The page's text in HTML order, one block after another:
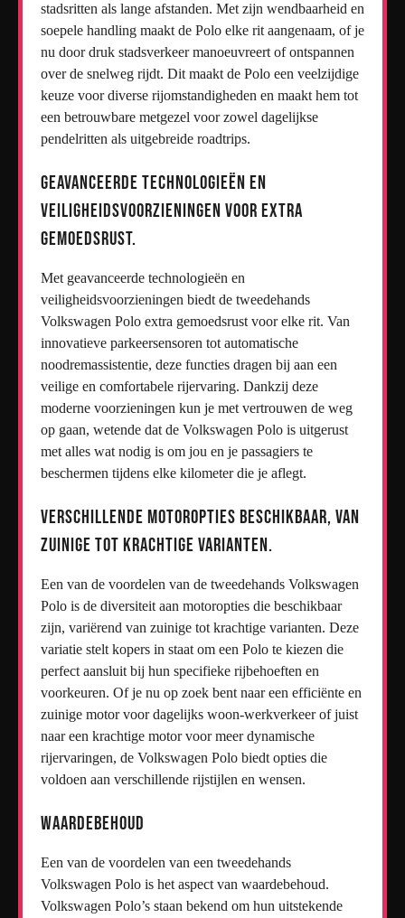
stadsritten als lange afstanden. Met zijn wendbaarheid en
soepele handling maakt de Polo elke rit aangenaam, of je
nu door druk stadsverkeer manoeuvreert of ontspannen
over de snelweg rijdt. Dit maakt de Polo een veelzijdige
keuze voor diverse rijomstandigheden en maakt hem tot
een betrouwbare metgezel voor zowel dagelijkse
pendelritten als uitgebreide roadtrips.
Geavanceerde technologieën en
veiligheidsvoorzieningen voor extra
gemoedsrust.
Met geavanceerde technologieën en
veiligheidsvoorzieningen biedt de tweedehands
Volkswagen Polo extra gemoedsrust voor elke rit. Van
innovatieve parkeersensoren tot automatische
noodremassistentie, deze functies dragen bij aan een
veilige en comfortabele rijervaring. Dankzij deze
moderne voorzieningen kun je met vertrouwen de weg
op gaan, wetende dat de Volkswagen Polo is uitgerust
met alles wat nodig is om jou en je passagiers te
beschermen tijdens elke kilometer die je aflegt.
Verschillende motoropties beschikbaar, van
zuinige tot krachtige varianten.
Een van de voordelen van de tweedehands Volkswagen
Polo is de diversiteit aan motoropties die beschikbaar
zijn, variërend van zuinige tot krachtige varianten. Deze
variatie stelt kopers in staat om een Polo te kiezen die
perfect aansluit bij hun specifieke rijbehoeften en
voorkeuren. Of je nu op zoek bent naar een efficiënte en
zuinige motor voor dagelijks woon-werkverkeer of juist
naar een krachtige motor voor meer dynamische
rijervaringen, de Volkswagen Polo biedt opties die
voldoen aan verschillende rijstijlen en wensen.
Waardebehoud
Een van de voordelen van een tweedehands
Volkswagen Polo is het aspect van waardebehoud.
Volkswagen Polo’s staan bekend om hun uitstekende